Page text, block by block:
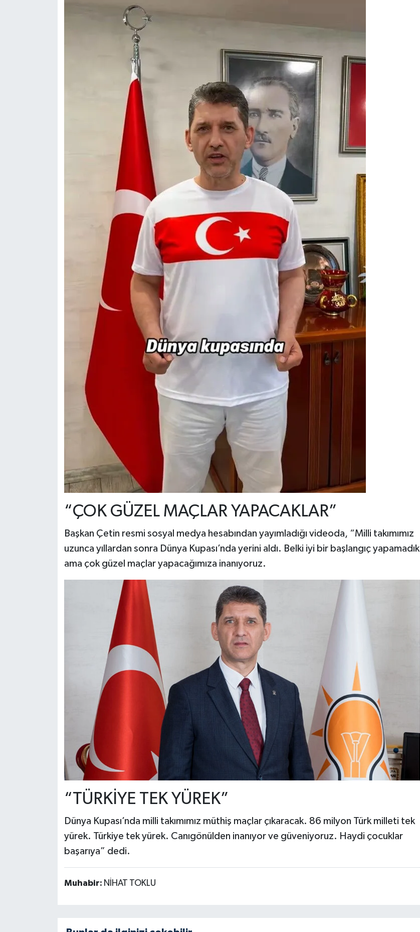
“ÇOK GÜZEL MAÇLAR YAPACAKLAR”
Başkan Çetin resmi sosyal medya hesabından yayımladığı videoda, “Milli takımımız
uzunca yıllardan sonra Dünya Kupası’nda yerini aldı. Belki iyi bir başlangıç yapamadık
ama çok güzel maçlar yapacağımıza inanıyoruz.
“TÜRKİYE TEK YÜREK”
Dünya Kupası’nda milli takımımız müthiş maçlar çıkaracak. 86 milyon Türk milleti tek
yürek. Türkiye tek yürek. Canıgönülden inanıyor ve güveniyoruz. Haydi çocuklar
başarıya” dedi.
Muhabir: NİHAT TOKLU